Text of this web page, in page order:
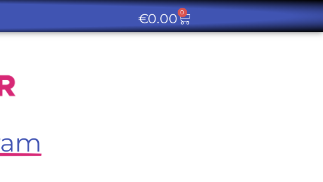
€0.00 0